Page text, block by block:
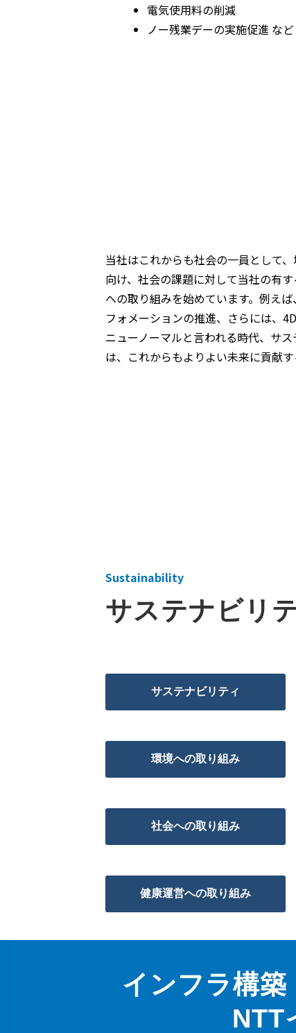
電気使用料の削減
ノー残業デーの実施促進 など
当社はこれからも社会の一員として
向け、社会の課題に対して当社の有
への取り組みを始めています。例え
フォメーションの推進、さらには、
ニューノーマルと言われる時代、サ
は、これからもよりよい未来に貢献
Sustainability
サステナビリ
サステナビリティ
環境への取り組み
社会への取り組み
健康運営への取り組み
インフラ構築
NTT